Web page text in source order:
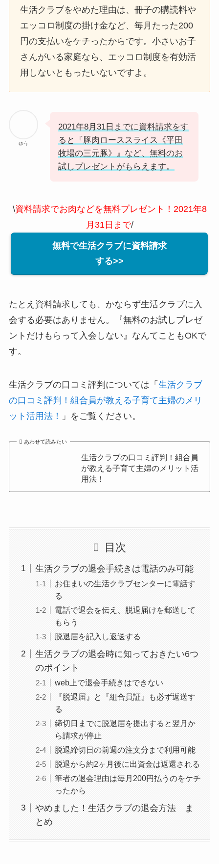
生活クラブをやめた理由は、冊子の購読料や
エッコロ制度の掛け金など、毎月たった200
円の支払いをケチったからです。小さいお子
さんがいる家庭なら、エッコロ制度を有効活
用しないともったいないですよ。
ゆう
2021年8月31日までに資料請求をす
ると『豚肉ローススライス《平田
牧場の三元豚》』など、無料のお
試しプレゼントがもらえます。
\資料請求でお肉などを無料プレゼント！2021年8
月31日まで/
無料で生活クラブに資料請求
する>>
たとえ資料請求しても、かならず生活クラブに入
会する必要はありません。『無料のお試しプレゼ
ントだけもらって入会しない』なんてこともOKで
す。
生活クラブの口コミ評判については「 生活クラブ
の口コミ評判！組合員が教える子育て主婦のメリ
ット活用法！
」をご覧ください。
あわせて読みたい
生活クラブの口コミ評判！組合員
が教える子育て主婦のメリット活
用法！
目次
生活クラブの退会手続きは電話のみ可能
お住まいの生活クラブセンターに電話す
る
電話で退会を伝え、脱退届けを郵送して
もらう
脱退届を記入し返送する
生活クラブの退会時に知っておきたい6つ
のポイント
web上で退会手続きはできない
『脱退届』と『組合員証』も必ず返送す
る
締切日までに脱退届を提出すると翌月か
ら請求が停止
脱退締切日の前週の注文分まで利用可能
脱退から約2ヶ月後に出資金は返還される
筆者の退会理由は毎月200円払うのをケチ
ったから
やめました！生活クラブの退会方法 ま
とめ